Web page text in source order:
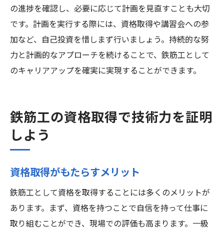
の進捗を確認し、必要に応じて計画を見直すことも大切
です。計画を実行する際には、資格取得や講習会への参
加など、自己投資を惜しまず行いましょう。持続的な努
力と計画的なアプローチを続けることで、鉄筋工として
のキャリアアップを確実に実現することができます。
鉄筋工の資格取得で技術力を証明
しよう
資格取得がもたらすメリット
鉄筋工として資格を取得することには多くのメリットが
あります。まず、資格を持つことで自信を持って仕事に
取り組むことができ、現場での評価も高まります。一級